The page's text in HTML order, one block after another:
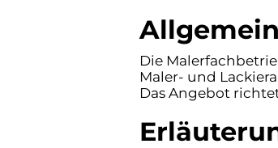
Die
Maler- und
Das Angebot